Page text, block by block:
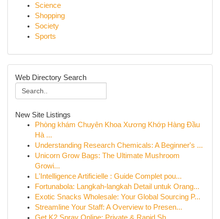
Science
Shopping
Society
Sports
Web Directory Search
New Site Listings
Phòng khám Chuyên Khoa Xương Khớp Hàng Đầu
Hà ...
Understanding Research Chemicals: A Beginner's ...
Unicorn Grow Bags: The Ultimate Mushroom
Growi...
L'Intelligence Artificielle : Guide Complet pou...
Fortunabola: Langkah-langkah Detail untuk Orang...
Exotic Snacks Wholesale: Your Global Sourcing P...
Streamline Your Staff: A Overview to Presen...